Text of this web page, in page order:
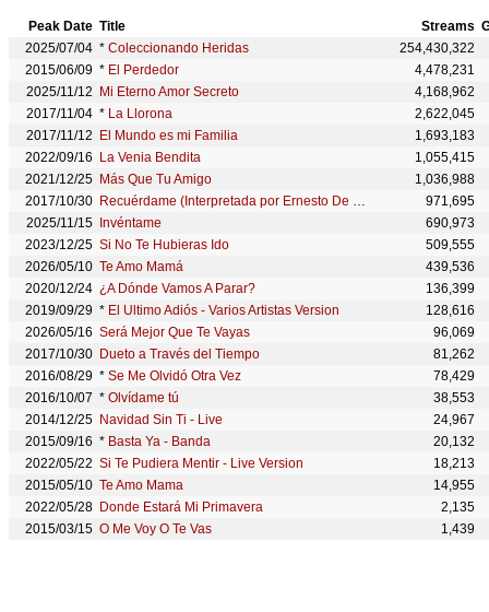
Peak Date Title Streams
2025/07/04 * Coleccionando Heridas
254,430,322
2015/06/09 * El Perdedor
4,478,231
2025/11/12
Mi Eterno Amor Secreto
4,168,962
2017/11/04 * La Llorona
2,622,045
2017/11/12
El Mundo es mi Familia
1,693,183
2022/09/16
La Venia Bendita
1,055,415
2021/12/25 Más Que Tu Amigo
1,036,988
2017/10/30
Recuérdame (Interpretada por Ernesto De la Cruz)
971,695
2025/11/15
Invéntame
690,973
2023/12/25 Si No Te Hubieras Ido
509,555
2026/05/10 Te Amo Mamá
439,536
2020/12/24 ¿A Dónde Vamos A Parar?
136,399
2019/09/29 * El Ultimo Adiós - Varios Artistas Version
128,616
2026/05/16 Será Mejor Que Te Vayas
96,069
2017/10/30 Dueto a Través del Tiempo
81,262
2016/08/29 * Se Me Olvidó Otra Vez
78,429
2016/10/07 * Olvídame tú
38,553
2014/12/25 Navidad Sin Ti - Live
24,967
2015/09/16 * Basta Ya - Banda
20,132
2022/05/22 Si Te Pudiera Mentir - Live Version
18,213
2015/05/10 Te Amo Mama
14,955
2022/05/28 Donde Estará Mi Primavera
2,135
2015/03/15 O Me Voy O Te Vas 1,439